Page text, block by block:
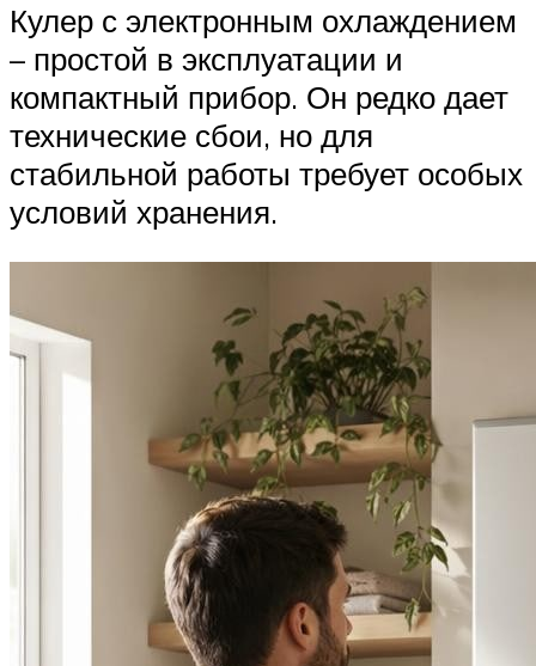
Кулер с электронным охлаждением
– простой в эксплуатации и
компактный прибор. Он редко дает
технические сбои, но для
стабильной работы требует особых
условий хранения.